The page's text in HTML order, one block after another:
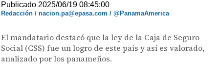
Publicado 2025/06/19 08:45:00
Redacción / nacion.pa@epasa.com / @PanamaAmerica
El mandatario destacó que la ley de la Caja de Seguro
Social (CSS) fue un logro de este país y así es valorado,
analizado por los panameños.